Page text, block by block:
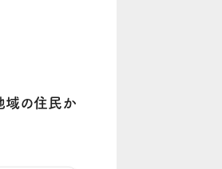
域の住民か